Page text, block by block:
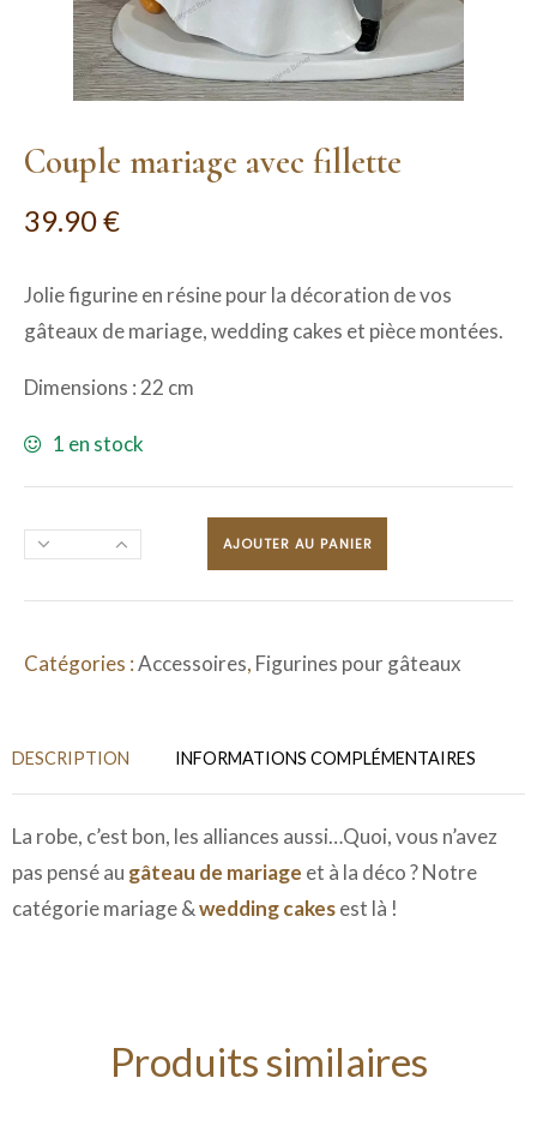
Couple mariage avec fillette
39.90€
Jolie figurine en résine pour la décoration de vos
gâteaux de mariage, wedding cakes et pièce montées.
Dimensions : 22 cm
1 en stock
AJOUTER AU PANIER
Catégories :Accessoires, Figurines pour gâteaux
DESCRIPTION INFORMATIONS COMPLÉMENTAIRES
La robe, c’est bon, les alliances aussi…Quoi, vous n’avez
pas pensé au gâteau de mariage et à la déco ? Notre
catégorie mariage &wedding cakesest là !
Produits similaires